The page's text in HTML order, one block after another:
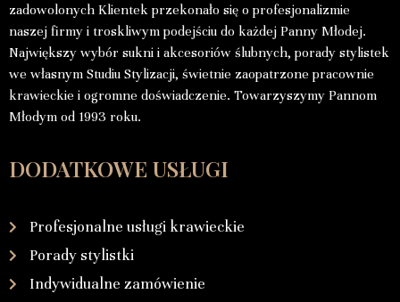
zadowolonych Klientek przekonało się o profesjonalizmie
naszej firmy i troskliwym podejściu do każdej Panny Młodej.
Największy wybór sukni i akcesoriów ślubnych, porady stylistek
we własnym Studiu Stylizacji, świetnie zaopatrzone pracownie
krawieckie i ogromne doświadczenie. Towarzyszymy Pannom
Młodym od 1993 roku.
DODATKOWE USŁUGI
Profesjonalne usługi krawieckie
Porady stylistki
Indywidualne zamówienie